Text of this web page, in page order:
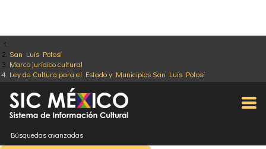
San Luis Potosí
Marco jurídico cultural
Ley de Cultura para el Estado y Municipios San Luis Potosí
Búsquedas avanzadas